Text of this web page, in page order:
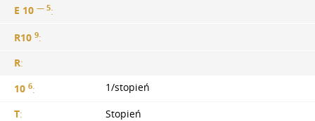
E 10 — 5:
R10 9:
R:
10 6: 1/stopień
T:
Stopień